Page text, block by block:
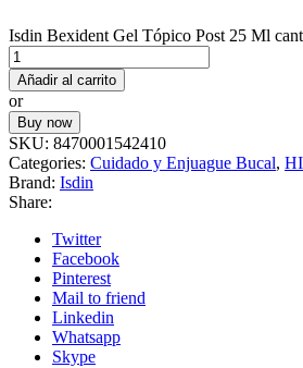
Isdin Bexident Gel Tópico Post 25 Ml
Añadir al carrito
or
Buy now
SKU: 8470001542410
Categories: Cuidado y Enjuague Bucal,
Brand: Isdin
Share:
Twitter
Facebook
Pinterest
Mail to friend
Linkedin
Whatsapp
Skype